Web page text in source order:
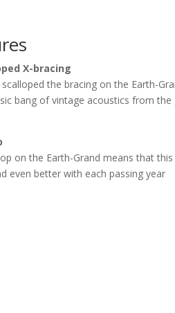
X-bracing
the bracing on the Earth-
bang of vintage acoustics from
on the Earth-Grand means that
even better with each passing year.